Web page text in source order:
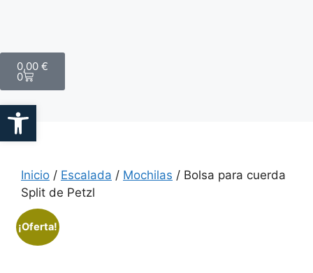
0,00 €
0
Inicio / Escalada / Mochilas / Bolsa para cuerda
Split de Petzl
¡Oferta!
Abrir barra de herramientas